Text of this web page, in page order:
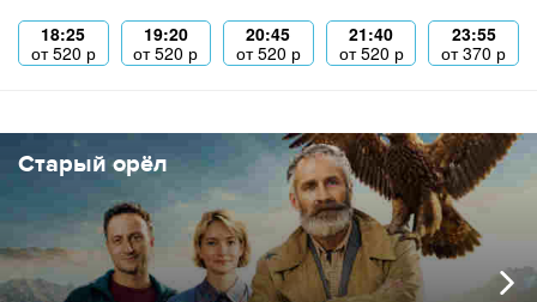
18:25
от520 р
19:20
от520 р
20:45
от520 р
21:40
от520 р
23:55
от370 р
Старый орёл